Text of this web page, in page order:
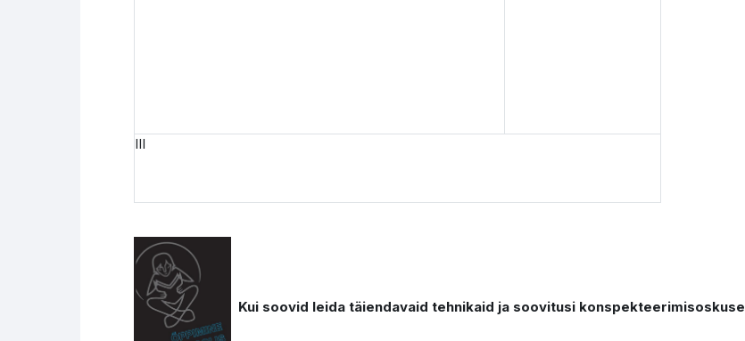
III
Kui soovid leida täiendavaid tehnikaid ja soovitusi konspekteerimisoskuse